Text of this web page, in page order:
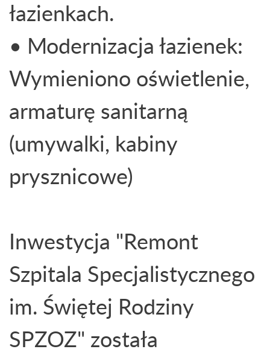
łazienkach.
• Modernizacja łazienek:
Wymieniono oświetlenie,
armaturę sanitarną
(umywalki, kabiny
prysznicowe)
Inwestycja "Remont
Szpitala Specjalistycznego
im. Świętej Rodziny
SPZOZ" została